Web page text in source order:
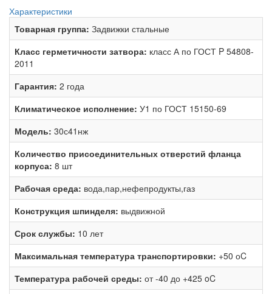
Характеристики
Товарная группа: Задвижки стальные
Класс герметичности затвора: класс А по ГОСТ P 54808-
2011
Гарантия: 2 года
Климатическое исполнение: У1 по ГОСТ 15150-69
Модель: 30с41нж
Количество присоединительных отверстий фланца
корпуса: 8 шт
Рабочая среда: вода,пар,нефепродукты,газ
Конструкция шпинделя: выдвижной
Срок службы: 10 лет
Максимальная температура транспортировки: +50 оC
Температура рабочей среды: от -40 до +425 oC